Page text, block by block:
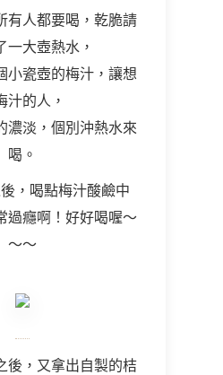
有人都要喝，乾脆請
一大壺熱水，
小瓷壺的梅汁，讓想
汁的人，
濃淡，個別沖熱水來
喝。
，喝點梅汁酸鹼中
過癮啊！好好喝喔～
～～
後，又拿出自製的桔